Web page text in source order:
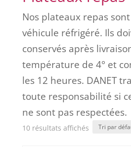
Nos plateaux repas
véhicule réfrigéré. Ils
conservés après
température de 4° et
les 12 heures. DANET
toute responsabilité si
ne sont pas respectées.
10 résultats affichés